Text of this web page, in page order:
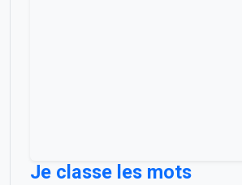
Je classe les mots